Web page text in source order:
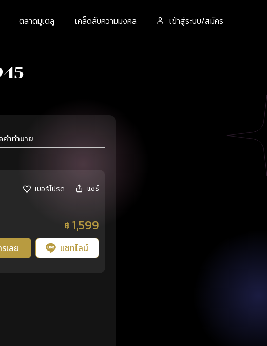
ตลาดมูเตลู เคล็ดลับความมงคล เข้าสู่ระบบ/สมัคร
คำทำนาย
เบอร์โปรด แชร์
฿ 1,599
เลย แชทไลน์